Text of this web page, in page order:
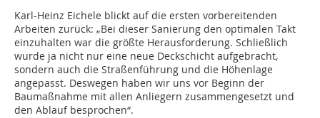
Karl-Heinz Eichele blickt auf die ersten vorbereitenden
Arbeiten zurück: „Bei dieser Sanierung den optimalen Takt
einzuhalten war die größte Herausforderung. Schließlich
wurde ja nicht nur eine neue Deckschicht aufgebracht,
sondern auch die Straßenführung und die Höhenlage
angepasst. Deswegen haben wir uns vor Beginn der
Baumaßnahme mit allen Anliegern zusammengesetzt und
den Ablauf besprochen“.